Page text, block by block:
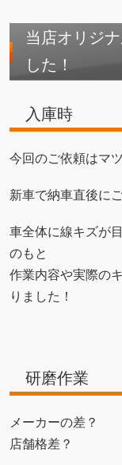
当店オリジ
した！
入庫時
今回のご依頼はマ
新車で納車直後に
車全体に線キズが
のもと
作業内容や実際の
りました！
研磨作業
メーカーの差？
店舗格差？